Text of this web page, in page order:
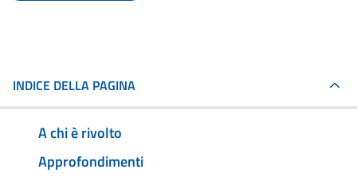
INDICE DELLA PAGINA
A chi è rivolto
Approfondimenti